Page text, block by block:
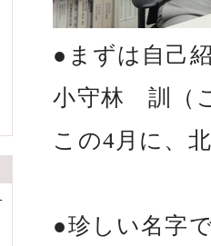
●まずは自己
小守林 訓（
この4月に、
●珍しい名字